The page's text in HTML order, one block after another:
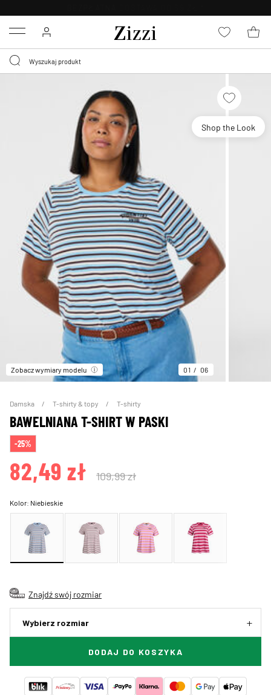
Menu
Shop the Look
Zobacz wymiary modelu 01 06
Damska T-shirty & topy T-shirty
BAWELNIANA T-SHIRT W PASKI
-25%
82,49 zł 109,99 zł
Kolor: Niebieskie
Znajdź swój rozmiar
Wybierz rozmiar
DODAJ DO KOSZYKA